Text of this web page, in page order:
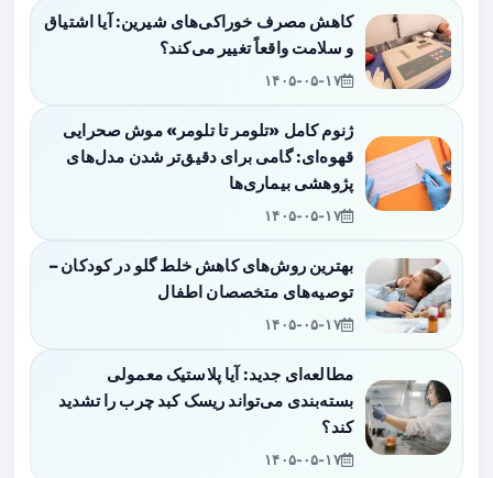
کاهش مصرف خوراکی‌های شیرین: آیا اشتیاق
و سلامت واقعاً تغییر می‌کند؟
۱۴۰۵-۰۵-۱۷
ژنوم کامل «تلومر تا تلومر» موش صحرایی
قهوه‌ای: گامی برای دقیق‌تر شدن مدل‌های
پژوهشی بیماری‌ها
۱۴۰۵-۰۵-۱۷
بهترین روش‌های کاهش خلط گلو در کودکان –
توصیه‌های متخصصان اطفال
۱۴۰۵-۰۵-۱۷
مطالعه‌ای جدید: آیا پلاستیک معمولی
بسته‌بندی می‌تواند ریسک کبد چرب را تشدید
کند؟
۱۴۰۵-۰۵-۱۷